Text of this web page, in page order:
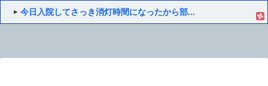
今日入院してさっき消灯時間になったから部...